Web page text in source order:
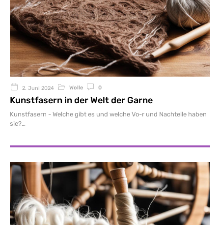
2. Juni 2024 Wolle 0
Kunstfasern in der Welt der Garne
Kunstfasern - Welche gibt es und welche Vo-r und Nachteile haben
sie?